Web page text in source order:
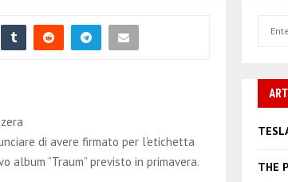
di avere firmato per l’etichetta
album “Traum” previsto in primavera.
h
f
THE